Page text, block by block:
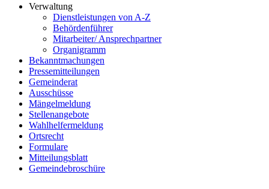
Verwaltung
Dienstleistungen von A-Z
Behördenführer
Mitarbeiter/ Ansprechpartner
Organigramm
Bekanntmachungen
Pressemitteilungen
Gemeinderat
Ausschüsse
Mängelmeldung
Stellenangebote
Wahlhelfermeldung
Ortsrecht
Formulare
Mitteilungsblatt
Gemeindebroschüre